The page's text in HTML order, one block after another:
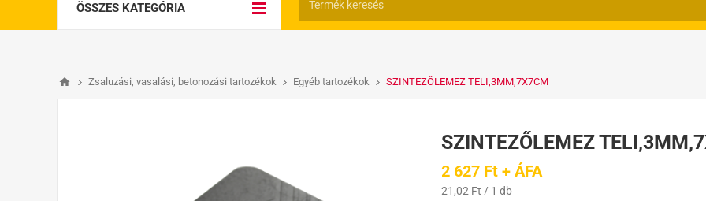
ÖSSZES KATEGÓRIA
Zsaluzási, vasalási, betonozási tartozékok Egyéb tartozékok SZINTEZŐLEMEZ TELI,3MM,7X7CM
SZINTEZŐLEMEZ
2 627 Ft + ÁFA
21,02 Ft / 1 db